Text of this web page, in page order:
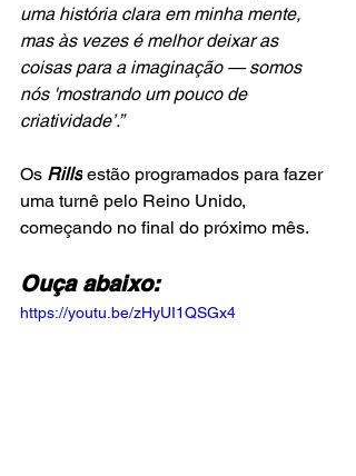
uma história clara em minha mente,
mas às vezes é melhor deixar as
coisas para a imaginação — somos
nós 'mostrando um pouco de
criatividade’.”
Os Rills estão programados para fazer
uma turnê pelo Reino Unido,
começando no final do próximo mês.
Ouça abaixo:
https://youtu.be/zHyUI1QSGx4